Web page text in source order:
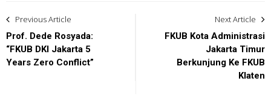
navigation
Previous Article
Prof. Dede Rosyada:
“FKUB DKI Jakarta 5
Years Zero Conflict”
Next Article
FKUB Kota Administrasi
Jakarta Timur
Berkunjung Ke FKUB
Klaten